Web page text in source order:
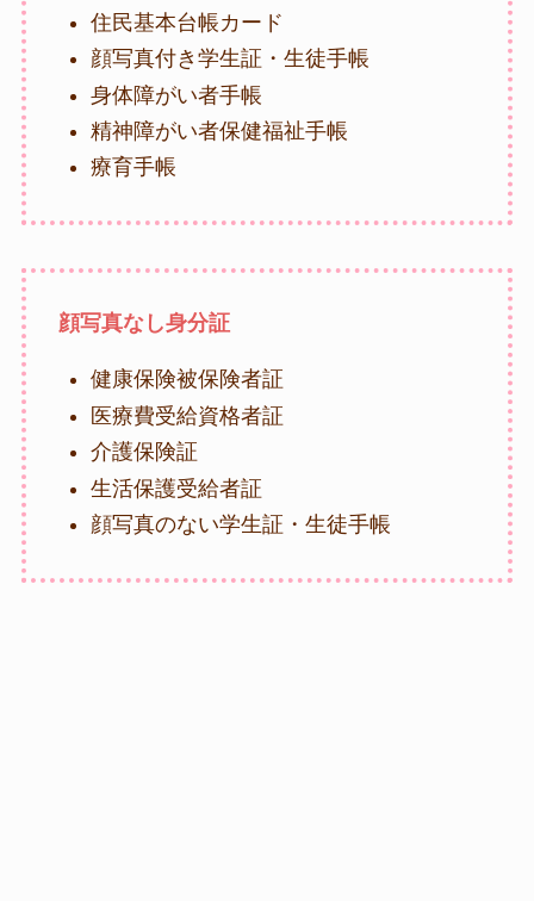
住民基本台帳カード
顔写真付き学生証・生徒手帳
身体障がい者手帳
精神障がい者保健福祉手帳
療育手帳
顔写真なし身分証
健康保険被保険者証
医療費受給資格者証
介護保険証
生活保護受給者証
顔写真のない学生証・生徒手帳